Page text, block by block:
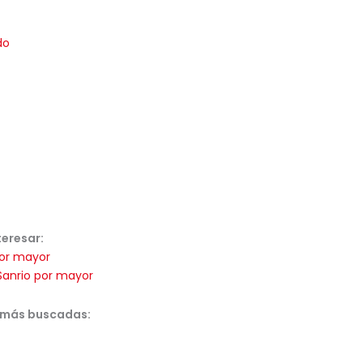
mayor
por mayor
buscadas: